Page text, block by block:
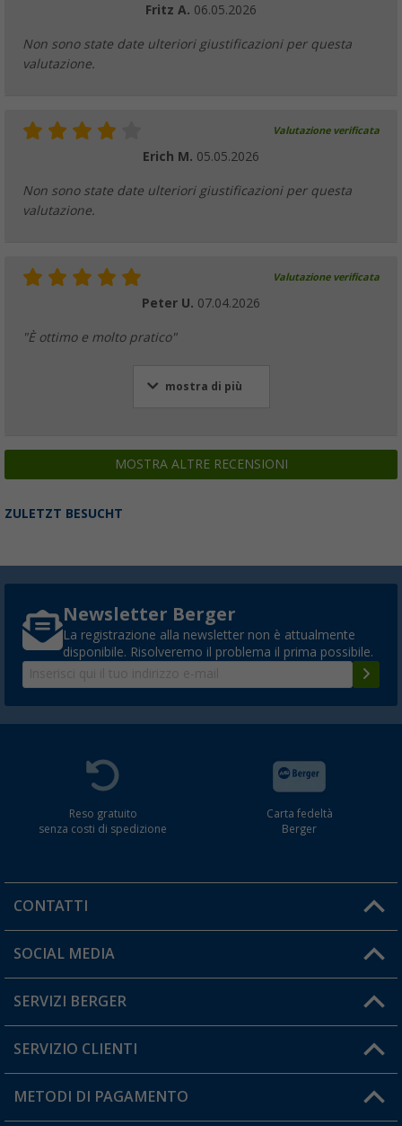
Fritz A. 06.05.2026
Non sono state date ulteriori giustificazioni per questa
valutazione.
Valutazione verificata
Erich M. 05.05.2026
Non sono state date ulteriori giustificazioni per questa
valutazione.
Valutazione verificata
Peter U. 07.04.2026
"È ottimo e molto pratico"
mostra di più
MOSTRA ALTRE RECENSIONI
ZULETZT BESUCHT
Newsletter Berger
La registrazione alla newsletter non è attualmente
disponibile. Risolveremo il problema il prima possibile.
Reso gratuito
senza costi di spedizione
Carta fedeltà
Berger
CONTATTI
Orari di apertura del servizio:
Hai una domanda?
SOCIAL MEDIA
SERVIZI BERGER
Diventare rivenditori
Il mio Account
SERVIZIO CLIENTI
Informazioni sulla spedizione
METODI DI PAGAMENTO